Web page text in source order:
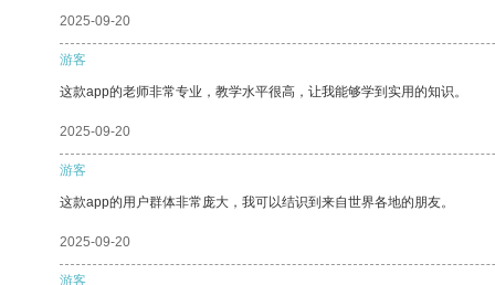
2025-09-20
游客
这款app的老师非常专业，教学水平很高，让我能够学到实用的知识。
2025-09-20
游客
这款app的用户群体非常庞大，我可以结识到来自世界各地的朋友。
2025-09-20
游客